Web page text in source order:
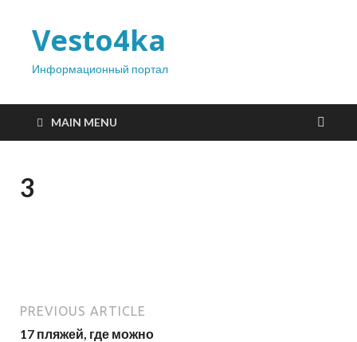
Vesto4ka
Информационный портал
MAIN MENU
3
PREVIOUS ARTICLE
17 пляжей, где можно